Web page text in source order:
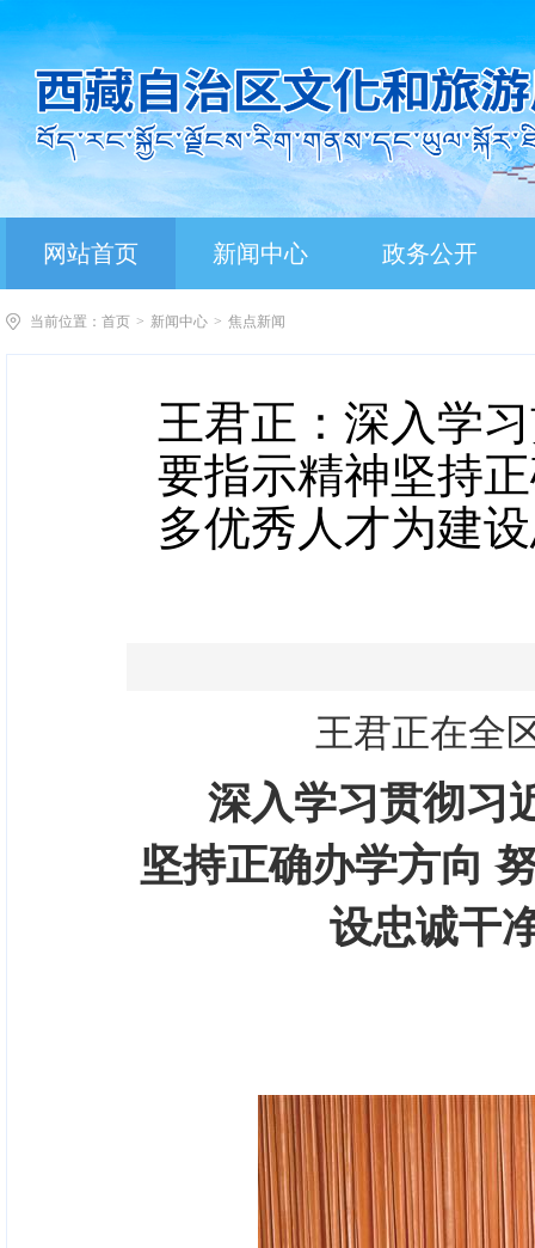
网站首页 新闻中心 政务公开
当前位置： 首页 > 新闻中心 > 焦点新闻
王君正：深入学
要指示精神坚持
多优秀人才为建
王君正在全
深入学习贯彻习
坚持正确办学方向
设忠诚干